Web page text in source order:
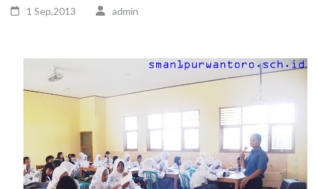
1 Sep,2013 admin